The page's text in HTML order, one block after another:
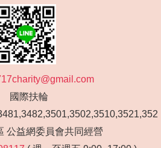
國際扶輪
公益網委員會共同經營